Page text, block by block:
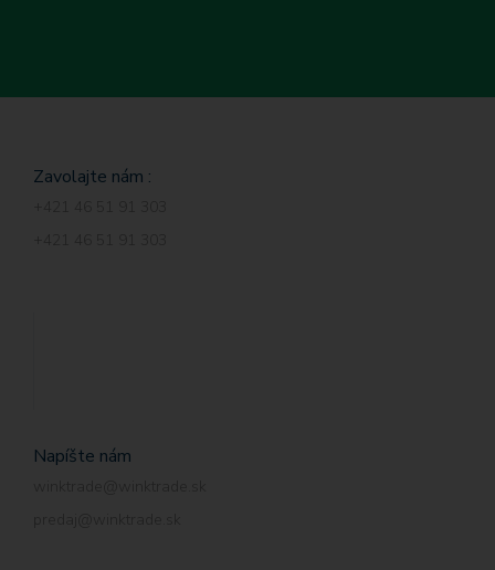
Zavolajte nám :
Napíšte nám